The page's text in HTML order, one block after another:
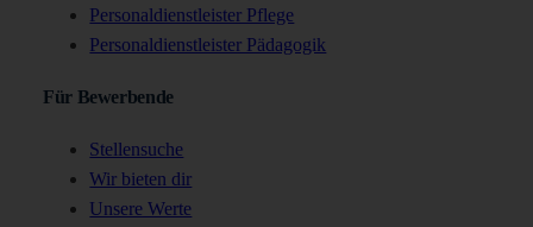
Personaldienstleister Pflege
Personaldienstleister Pädagogik
Für Bewerbende
Stellensuche
Wir bieten dir
Unsere Werte